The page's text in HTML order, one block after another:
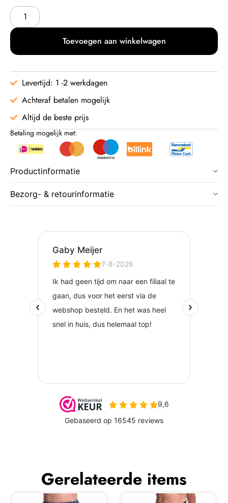
Toevoegen aan winkelwagen
Levertijd: 1 -2 werkdagen
Achteraf betalen mogelijk
Altijd de beste prijs
Betaling mogelijk met:
Productinformatie
Bezorg- & retourinformatie
Gerelateerde items